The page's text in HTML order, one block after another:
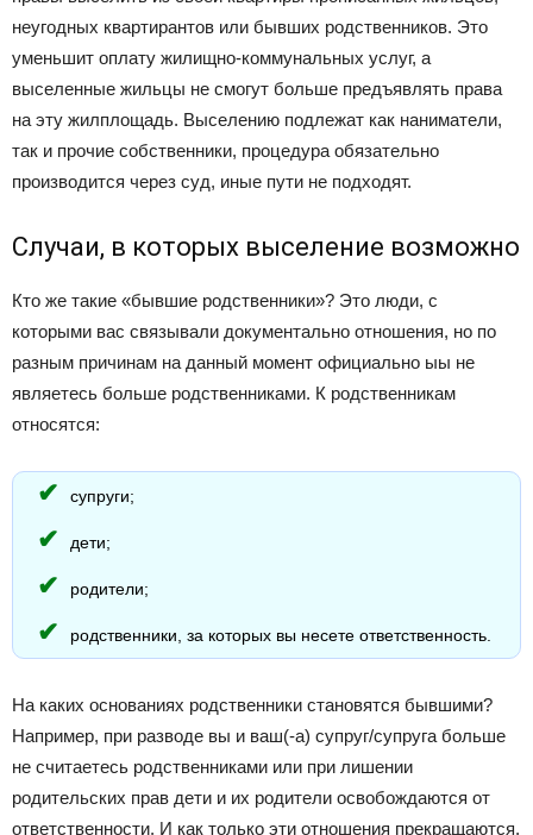
неугодных квартирантов или бывших родственников. Это
уменьшит оплату жилищно-коммунальных услуг, а
выселенные жильцы не смогут больше предъявлять права
на эту жилплощадь. Выселению подлежат как наниматели,
так и прочие собственники, процедура обязательно
производится через суд, иные пути не подходят.
Случаи, в которых выселение возможно
Кто же такие «бывшие родственники»? Это люди, с
которыми вас связывали документально отношения, но по
разным причинам на данный момент официально ыы не
являетесь больше родственниками. К родственникам
относятся:
супруги;
дети;
родители;
родственники, за которых вы несете ответственность.
На каких основаниях родственники становятся бывшими?
Например, при разводе вы и ваш(-а) супруг/супруга больше
не считаетесь родственниками или при лишении
родительских прав дети и их родители освобождаются от
ответственности. И как только эти отношения прекращаются,